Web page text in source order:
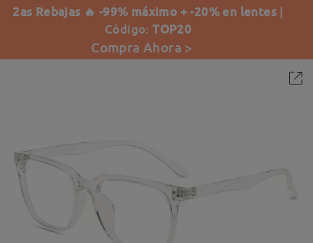
2as Rebajas 🔥 -99% máximo + -20% en lentes |
Código:TOP20
Compra Ahora >